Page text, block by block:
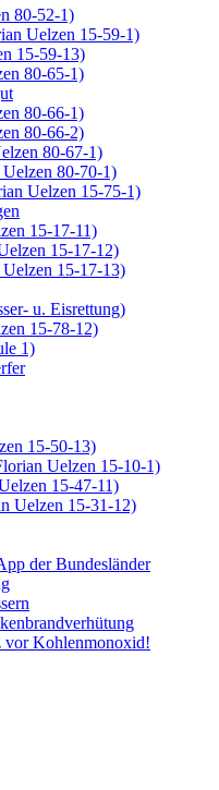
80-52-1)
Uelzen 15-59-1)
15-59-13)
80-65-1)
80-66-1)
80-66-2)
80-67-1)
80-70-1)
Uelzen 15-75-1)
15-17-11)
15-17-12)
15-17-13)
u. Eisrettung)
15-78-12)
1)
15-50-13)
Uelzen 15-10-1)
15-47-11)
Uelzen 15-31-12)
der Bundesländer
vor Kohlenmonoxid!